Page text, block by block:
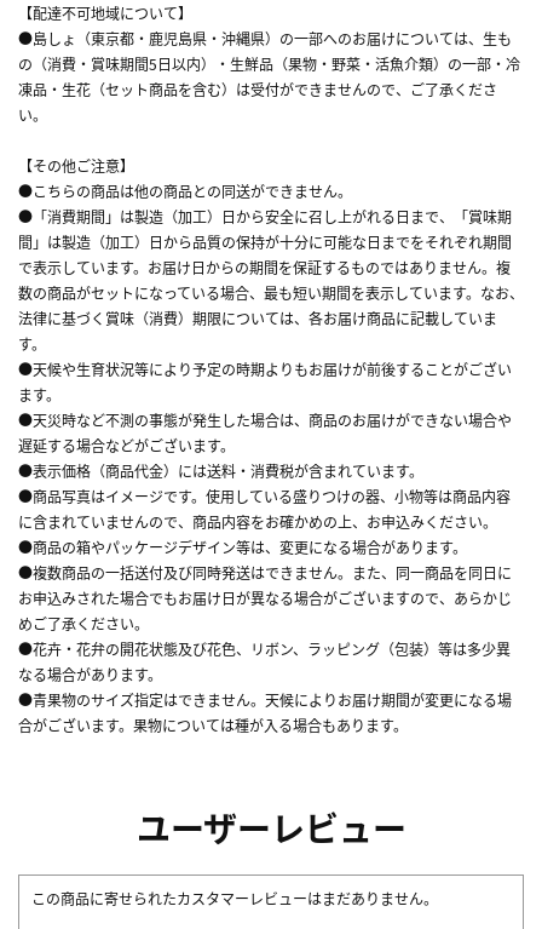
【配達不可地域について】
●島しょ（東京都・鹿児島県・沖縄県）の一部へのお届けについては、生も
の（消費・賞味期間5日以内）・生鮮品（果物・野菜・活魚介類）の一部・冷
凍品・生花（セット商品を含む）は受付ができませんので、ご了承くださ
い。
【その他ご注意】
●こちらの商品は他の商品との同送ができません。
●「消費期間」は製造（加工）日から安全に召し上がれる日まで、「賞味期
間」は製造（加工）日から品質の保持が十分に可能な日までをそれぞれ期間
で表示しています。お届け日からの期間を保証するものではありません。複
数の商品がセットになっている場合、最も短い期間を表示しています。なお、
法律に基づく賞味（消費）期限については、各お届け商品に記載していま
す。
●天候や生育状況等により予定の時期よりもお届けが前後することがござい
ます。
●天災時など不測の事態が発生した場合は、商品のお届けができない場合や
遅延する場合などがございます。
●表示価格（商品代金）には送料・消費税が含まれています。
●商品写真はイメージです。使用している盛りつけの器、小物等は商品内容
に含まれていませんので、商品内容をお確かめの上、お申込みください。
●商品の箱やパッケージデザイン等は、変更になる場合があります。
●複数商品の一括送付及び同時発送はできません。また、同一商品を同日に
お申込みされた場合でもお届け日が異なる場合がございますので、あらかじ
めご了承ください。
●花卉・花弁の開花状態及び花色、リボン、ラッピング（包装）等は多少異
なる場合があります。
●青果物のサイズ指定はできません。天候によりお届け期間が変更になる場
合がございます。果物については種が入る場合もあります。
ユーザーレビュー
この商品に寄せられたカスタマーレビューはまだありません。